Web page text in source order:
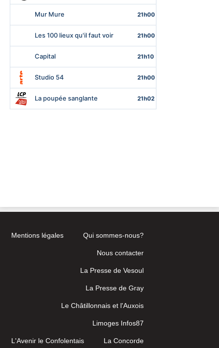
Mentions légales Qui sommes-nous?
Nous contacter
La Presse de Vesoul
La Presse de Gray
Le Châtillonnais et l'Auxois
Limoges Infos87
L'Avenir le Confolentais La Concorde